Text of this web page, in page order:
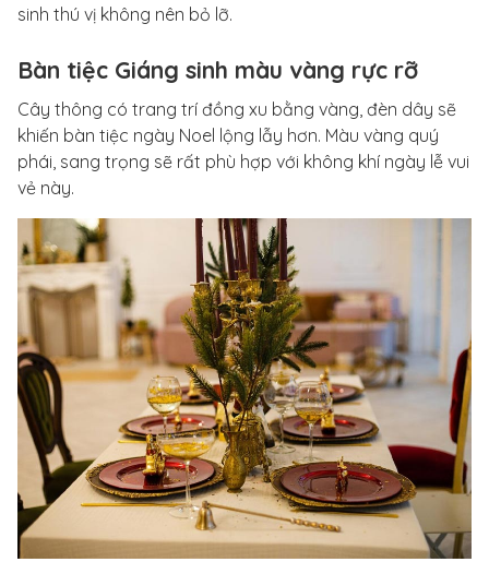
sinh thú vị không nên bỏ lỡ.
Bàn tiệc Giáng sinh màu vàng rực rỡ
Cây thông có trang trí đồng xu bằng vàng, đèn dây sẽ
khiến bàn tiệc ngày Noel lộng lẫy hơn. Màu vàng quý
phái, sang trọng sẽ rất phù hợp với không khí ngày lễ vui
vẻ này.